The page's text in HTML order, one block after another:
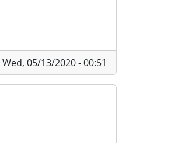
Wed, 05/13/2020 - 00:51